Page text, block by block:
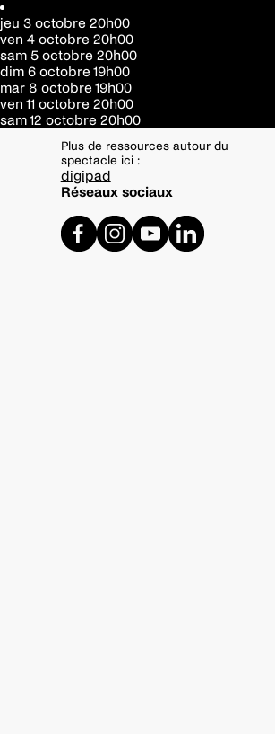
jeu 3 octobre 20h00
ven 4 octobre 20h00
sam 5 octobre 20h00
dim 6 octobre 19h00
mar 8 octobre 19h00
ven 11 octobre 20h00
sam 12 octobre 20h00
Plus de ressources autour du
spectacle ici :
digipad
Réseaux sociaux